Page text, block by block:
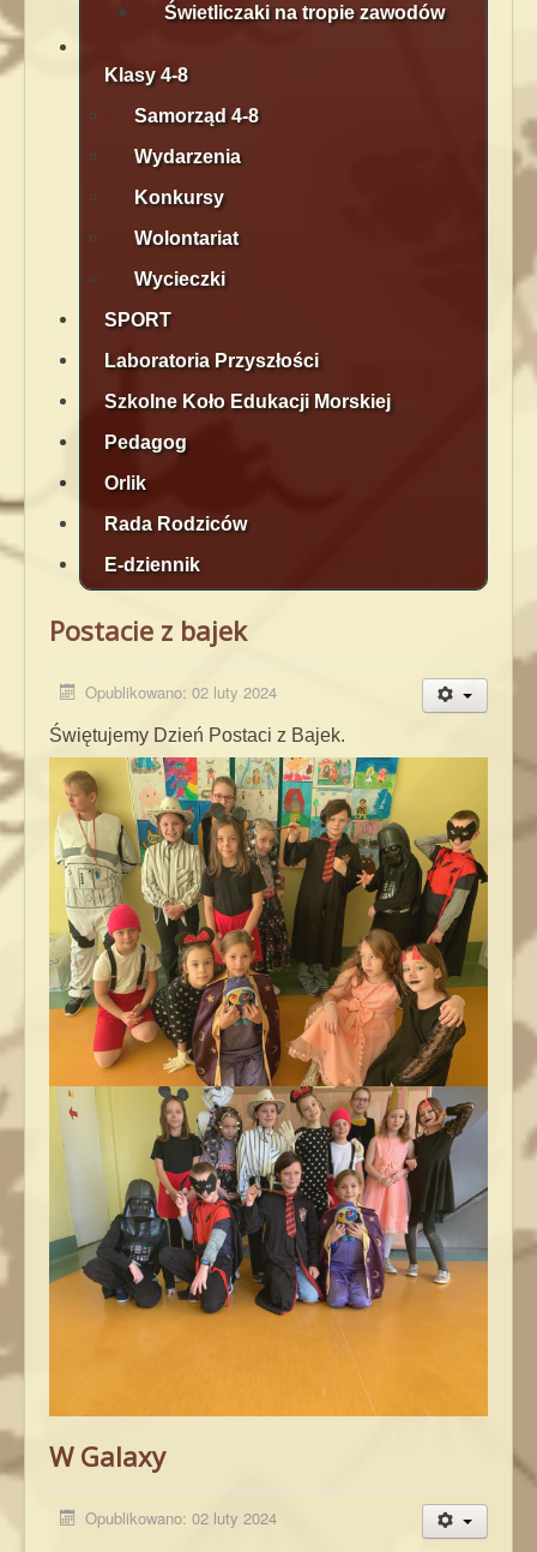
Świetliczaki na tropie zawodów
Klasy 4-8
Samorząd 4-8
Wydarzenia
Konkursy
Wolontariat
Wycieczki
SPORT
Laboratoria Przyszłości
Szkolne Koło Edukacji Morskiej
Pedagog
Orlik
Rada Rodziców
E-dziennik
Postacie z bajek
Opublikowano: 02 luty 2024
Świętujemy Dzień Postaci z Bajek.
W Galaxy
Opublikowano: 02 luty 2024